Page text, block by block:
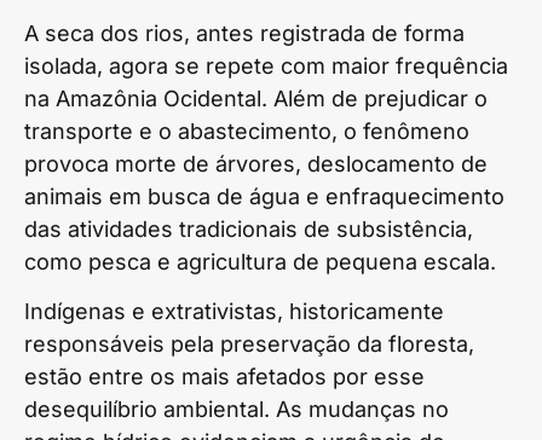
A seca dos rios, antes registrada de forma
isolada, agora se repete com maior frequência
na Amazônia Ocidental. Além de prejudicar o
transporte e o abastecimento, o fenômeno
provoca morte de árvores, deslocamento de
animais em busca de água e enfraquecimento
das atividades tradicionais de subsistência,
como pesca e agricultura de pequena escala.
Indígenas e extrativistas, historicamente
responsáveis pela preservação da floresta,
estão entre os mais afetados por esse
desequilíbrio ambiental. As mudanças no